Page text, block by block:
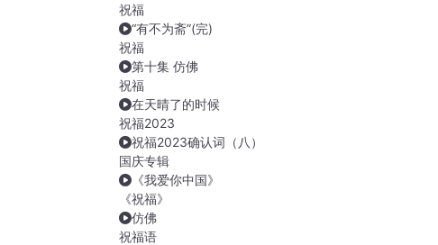
祝福
“有不为斋”(完)
祝福
第十集 仿佛
祝福
在天晴了的时候
祝福2023
祝福2023确认词（八）
国庆专辑
《我爱你中国》
《祝福》
仿佛
祝福语